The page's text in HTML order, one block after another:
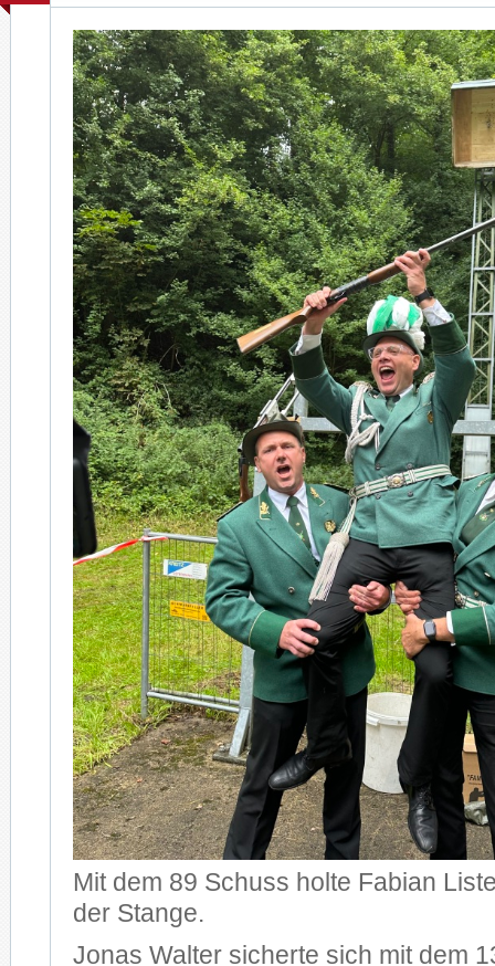
Mit dem 89 Schuss holte Fabian
der Stange.
Jonas Walter sicherte sich mit dem